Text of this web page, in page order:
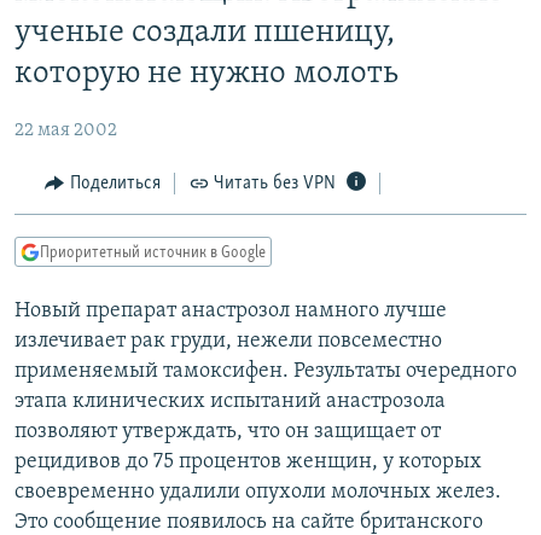
ученые создали пшеницу,
которую не нужно молоть
22 мая 2002
Поделиться Читать без VPN
Приоритетный источник в Google
Новый препарат анастрозол намного лучше
излечивает рак груди, нежели повсеместно
применяемый тамоксифен. Результаты очередного
этапа клинических испытаний анастрозола
позволяют утверждать, что он защищает от
рецидивов до 75 процентов женщин, у которых
своевременно удалили опухоли молочных желез.
Это сообщение появилось на сайте британского